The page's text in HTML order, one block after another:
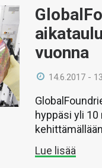
vuonna
14.6.2017 -
hyppäsi yli
Lue lisää